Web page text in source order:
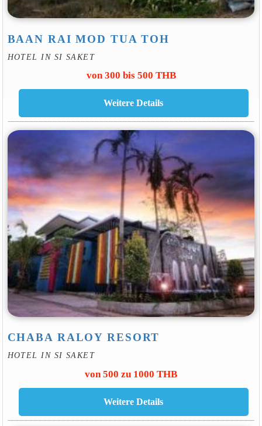
BAAN RAI MOD TUA TOH
HOTEL IN SI SAKET
von 300 bis 500 THB
CHABA RALOY RESORT
HOTEL IN SI SAKET
von 500 zu 1000 THB